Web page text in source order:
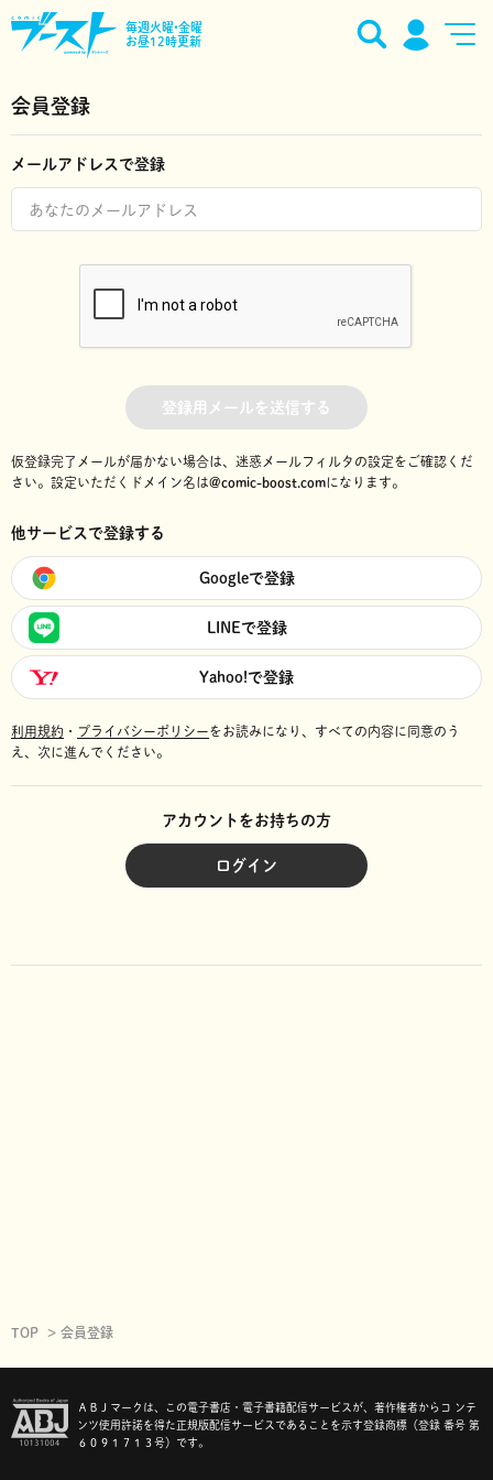
毎週火曜•金曜
お昼12時更新
会員登録
メールアドレスで登録
登録用メールを送信する
仮登録完了メールが届かない場合は、迷惑メールフィルタの設定をご確認くだ
さい。 設定いただくドメイン名は@comic-boost.comになります。
他サービスで登録する
Googleで登録
LINEで登録
Yahoo!で登録
利用規約 ・ プライバシーポリシーをお読みになり、 すべての内容に同意のう
え、次に進んでください。
アカウントをお持ちの方
ログイン
TOP 会員登録
ＡＢＪマークは、この電子書店・電子書籍配信サービスが、著作権者からコ ンテ
ンツ使用許諾を得た正規版配信サービスであることを示す登録商標（登録 番号 第
６０９１７１３号）です。